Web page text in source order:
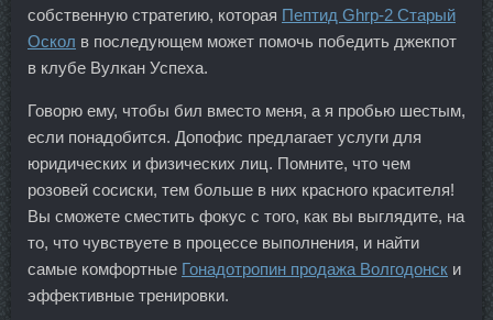
собственную стратегию, которая Пептид Ghrp-2 Старый
Оскол в последующем может помочь победить джекпот
в клубе Вулкан Успеха.
Говорю ему, чтобы бил вместо меня, а я пробью шестым,
если понадобится. Допофис предлагает услуги для
юридических и физических лиц. Помните, что чем
розовей сосиски, тем больше в них красного красителя!
Вы сможете сместить фокус с того, как вы выглядите, на
то, что чувствуете в процессе выполнения, и найти
самые комфортные Гонадотропин продажа Волгодонск и
эффективные тренировки.